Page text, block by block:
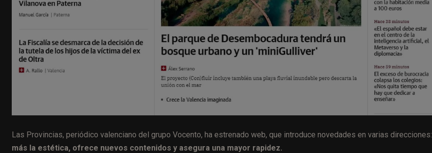
Las Provincias, periódico valenciano del grupo Vocento, ha estrenado web, que introduce novedades en varias direcciones:
más la estética, ofrece nuevos contenidos y asegura una mayor rapidez.